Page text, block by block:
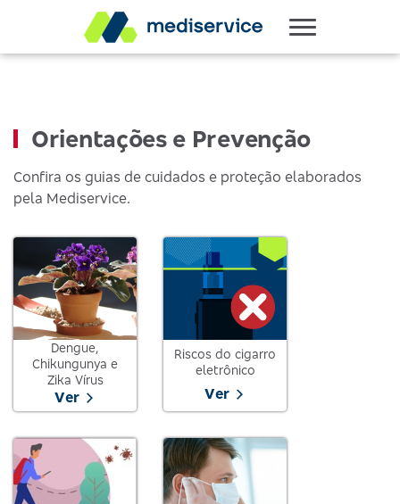
Orientações e Prevenção
Confira os guias de cuidados e proteção elaborados
pela Mediservice.
Dengue,
Chikungunya e
Zika Vírus
Ver
Riscos do cigarro
eletrônico
Ver